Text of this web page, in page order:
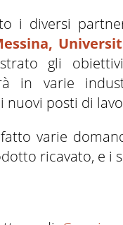
i diversi
gli
in varie
nuovi posti di
varie
ricavato, e i